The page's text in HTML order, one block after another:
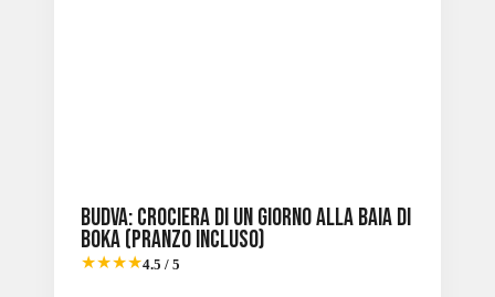
Budva: crociera di un giorno alla baia di
Boka (pranzo incluso)
★★★★4.5 / 5